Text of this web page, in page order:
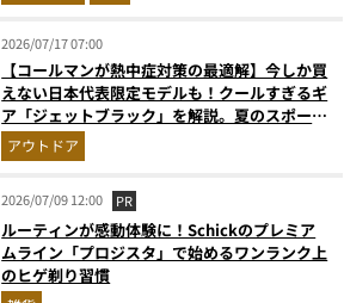
2026/07/17 07:00
【コールマンが熱中症対策の最適解】今しか買
えない日本代表限定モデルも！クールすぎるギ
ア「ジェットブラック」を解説。夏のスポーツ
応援＆レジャーの強い味方
アウトドア
2026/07/09 12:00 PR
ルーティンが感動体験に！Schickのプレミア
ムライン「プロジスタ」で始めるワンランク上
のヒゲ剃り習慣